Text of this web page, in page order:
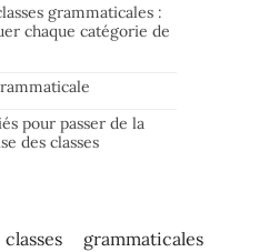
grammaticales :
chaque catégorie de
pour passer de la
des classes
grammaticales